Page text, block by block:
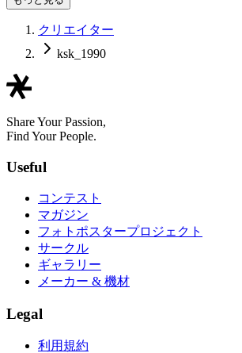
クリエイター
ksk_1990
Share Your Passion,
Find Your People.
Useful
コンテスト
マガジン
フォトポスタープロジェクト
サークル
ギャラリー
メーカー & 機材
Legal
利用規約